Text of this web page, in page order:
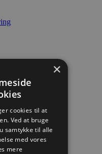
×
cookies til at
Ved at bruge
samtykke til alle
med vores
mere